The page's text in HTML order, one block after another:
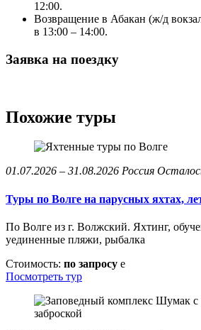
12:00.
Возвращение в Абакан (ж/д
в 13:00 – 14:00.
Заявка на поездку
Похожие туры
01.07.2026 – 31.08.2026 Россия
Туры по Волге на парусных яхтах,
По Волге из г. Волжский. Яхтинг,
уединенные пляжи, рыбалка
Стоимость: по запросу e
Посмотреть тур